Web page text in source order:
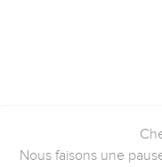
Nous faisons une